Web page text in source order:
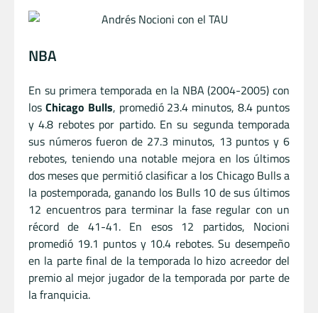
NBA
En su primera temporada en la NBA (2004-2005) con
los Chicago Bulls, promedió 23.4 minutos, 8.4 puntos
y 4.8 rebotes por partido. En su segunda temporada
sus números fueron de 27.3 minutos, 13 puntos y 6
rebotes, teniendo una notable mejora en los últimos
dos meses que permitió clasificar a los Chicago Bulls a
la postemporada, ganando los Bulls 10 de sus últimos
12 encuentros para terminar la fase regular con un
récord de 41-41. En esos 12 partidos, Nocioni
promedió 19.1 puntos y 10.4 rebotes. Su desempeño
en la parte final de la temporada lo hizo acreedor del
premio al mejor jugador de la temporada por parte de
la franquicia.